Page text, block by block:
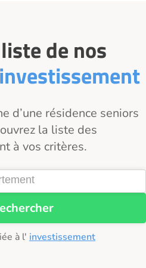
de nos
investissement
d’une résidence seniors
la liste des
à vos critères.
à l' investissement